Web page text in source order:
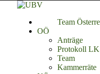
Team
OÖ
Anträge
Protokoll
Team
Kammerräte